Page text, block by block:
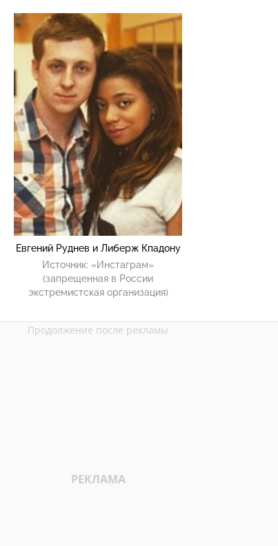
Евгений Руднев и Либерж Кпадону
Источник: «Инстаграм»
(запрещенная в России
экстремистская организация)